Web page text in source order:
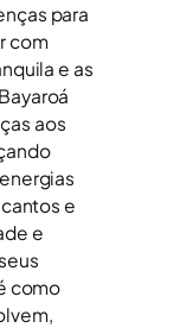
para
com
e as
aos
e
e
como